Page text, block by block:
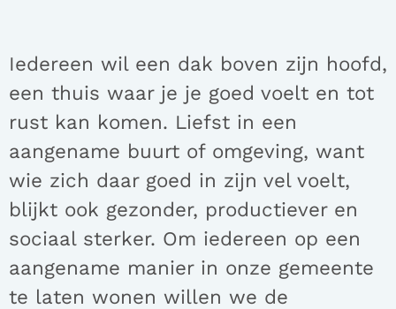
Iedereen wil een dak boven zijn hoofd,
een thuis waar je je goed voelt en tot
rust kan komen. Liefst in een
aangename buurt of omgeving, want
wie zich daar goed in zijn vel voelt,
blijkt ook gezonder, productiever en
sociaal sterker. Om iedereen op een
aangename manier in onze gemeente
te laten wonen willen we de